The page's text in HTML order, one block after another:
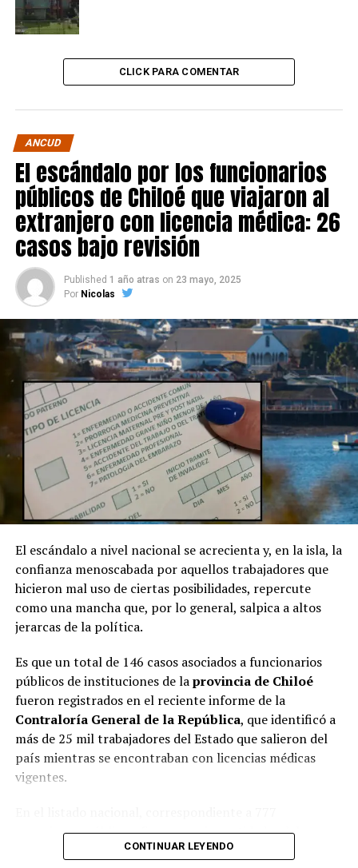
CLICK PARA COMENTAR
ANCUD
El escándalo por los funcionarios
públicos de Chiloé que viajaron al
extranjero con licencia médica: 26
casos bajo revisión
Published 1 año atras on 23 mayo, 2025
Por Nicolas
El escándalo a nivel nacional se acrecienta y, en la isla, la
confianza menoscabada por aquellos trabajadores que
hicieron mal uso de ciertas posibilidades, repercute
como una mancha que, por lo general, salpica a altos
jerarcas de la política.
Es que un total de 146 casos asociados a funcionarios
públicos de instituciones de laprovincia de Chiloé
fueron registrados en el reciente informe de la
Contraloría General de la República, que identificó a
más de 25 mil trabajadores del Estado que salieron del
país mientras se encontraban con licencias médicas
vigentes.
organismos públicos, figuran varias entidades del
Municipalidad de Castro
CONTINUAR LEYENDO